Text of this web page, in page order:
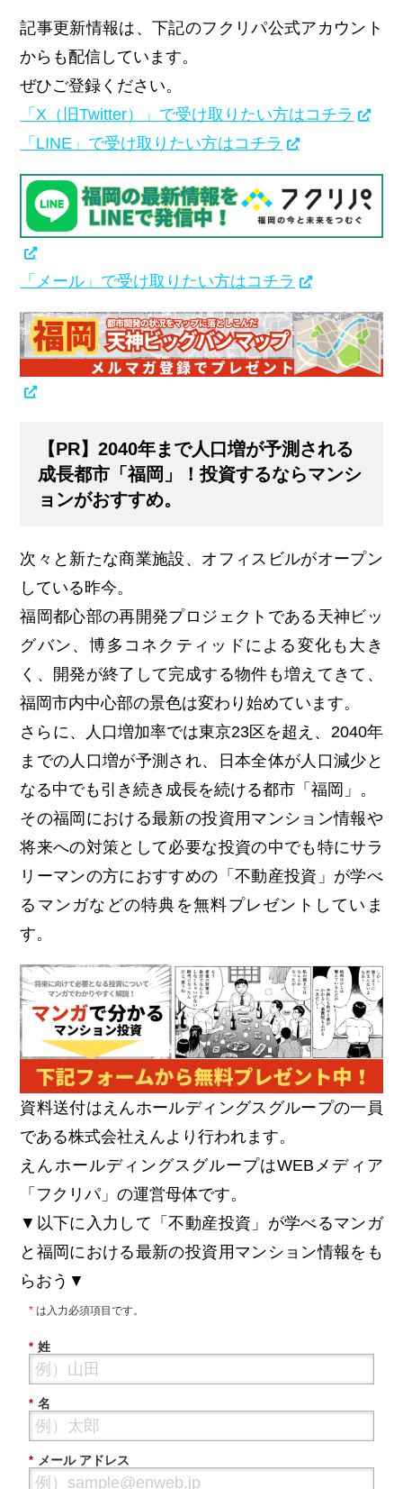
記事更新情報は、下記のフクリパ公式アカウント
からも配信しています。
ぜひご登録ください。
「X（旧Twitter）」で受け取りたい方はコチラ
「LINE」で受け取りたい方はコチラ
「メール」で受け取りたい方はコチラ
【PR】2040年まで人口増が予測される
成長都市「福岡」！投資するならマンシ
ョンがおすすめ。
次々と新たな商業施設、オフィスビルがオープン
している昨今。
福岡都心部の再開発プロジェクトである天神ビッ
グバン、博多コネクティッドによる変化も大き
く、開発が終了して完成する物件も増えてきて、
福岡市内中心部の景色は変わり始めています。
さらに、人口増加率では東京23区を超え、2040年
までの人口増が予測され、日本全体が人口減少と
なる中でも引き続き成長を続ける都市「福岡」。
その福岡における最新の投資用マンション情報や
将来への対策として必要な投資の中でも特にサラ
リーマンの方におすすめの「不動産投資」が学べ
るマンガなどの特典を無料プレゼントしていま
す。
資料送付はえんホールディングスグループの一員
である株式会社えんより行われます。
えんホールディングスグループはWEBメディア
「フクリパ」の運営母体です。
▼以下に入力して「不動産投資」が学べるマンガ
と福岡における最新の投資用マンション情報をも
らおう▼
*は入力必須項目です。
* 姓
* 名
* メール アドレス